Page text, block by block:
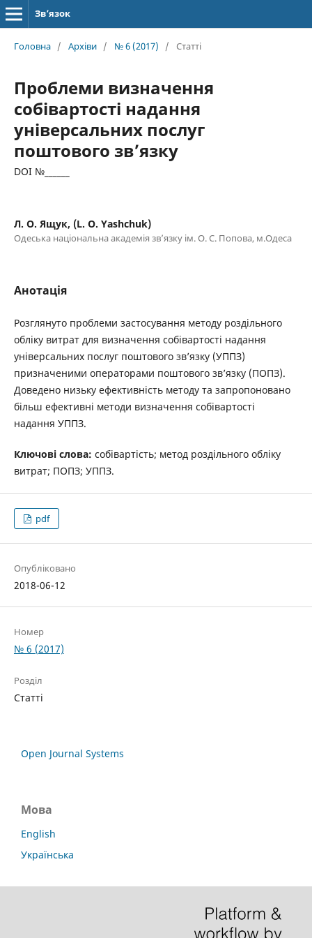
Зв’язок
Головна / Архіви / № 6 (2017) / Статті
Проблеми визначення
собівартості надання
універсальних послуг
поштового зв’язку
DOI №______
Л. О. Ящук, (L. O. Yashchuk)
Одеська національна академія зв’язку ім. О. С. Попова, м.Одеса
Анотація
Розглянуто проблеми застосування методу роздільного
обліку витрат для визначення собівартості надання
універсальних послуг поштового зв’язку (УППЗ)
призначеними операторами поштового зв’язку (ПОПЗ).
Доведено низьку ефективність методу та запропоновано
більш ефективні методи визначення собівартості
надання УППЗ.
Ключові слова: собівартість; метод роздільного обліку
витрат; ПОПЗ; УППЗ.
pdf
Опубліковано
2018-06-12
Номер
№ 6 (2017)
Розділ
Статті
Open Journal Systems
Мова
English
Українська